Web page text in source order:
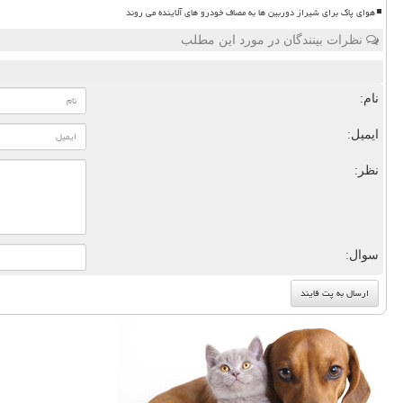
هوای پاک برای شیراز دوربین ها به مصاف خودرو های آلاینده می روند
نظرات بینندگان در مورد این مطلب
نام:
ایمیل:
نظر:
سوال: